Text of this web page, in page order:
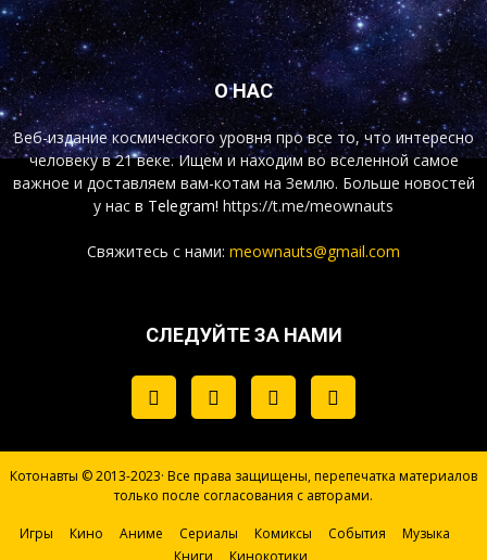
О НАС
Веб-издание космического уровня про все то, что интересно
человеку в 21 веке. Ищем и находим во вселенной самое
важное и доставляем вам-котам на Землю. Больше новостей
у нас в Telegram! https://t.me/meownauts
Свяжитесь с нами: meownauts@gmail.com
СЛЕДУЙТЕ ЗА НАМИ
Котонавты © 2013-2023· Все права защищены, перепечатка материалов
только после согласования с авторами.
Игры Кино Аниме Сериалы Комиксы События
Музыка
Книги
Кинокотики